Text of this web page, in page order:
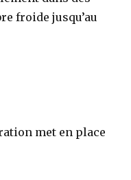
froide jusqu’au
met en place